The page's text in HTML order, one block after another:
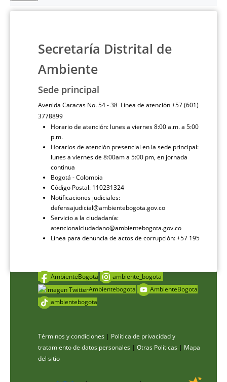
Secretaría Distrital de
Ambiente
Sede principal
Avenida Caracas No. 54 - 38 Línea de atención +57 (601)
3778899
Horario de atención: lunes a viernes 8:00 a.m. a 5:00
p.m.
Horarios de atención presencial en la sede principal:
lunes a viernes de 8:00am a 5:00 pm, en jornada
continua
Bogotá - Colombia
Código Postal: 110231324
Notificaciones judiciales:
defensajudicial@ambientebogota.gov.co
Servicio a la ciudadanía:
atencionalciudadano@ambientebogota.gov.co
Línea para denuncia de actos de corrupción: +57 195
AmbienteBogota
ambiente_bogota
Ambientebogota
AmbienteBogota
ambientebogota
Términos y condiciones | Política de privacidad y
tratamiento de datos personales | Otras Políticas | Mapa
del sitio